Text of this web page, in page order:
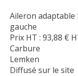
Aileron adaptable
gauche
Prix HT : 93,88 €
Carbure
Lemken
Diffusé sur le site